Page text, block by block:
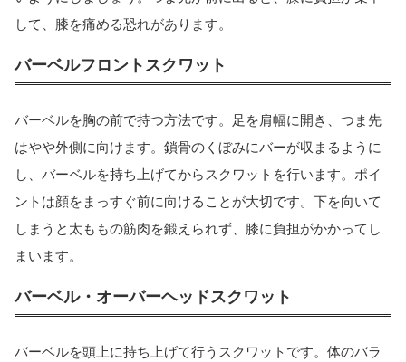
して、膝を痛める恐れがあります。
バーベルフロントスクワット
バーベルを胸の前で持つ方法です。足を肩幅に開き、つま先
はやや外側に向けます。鎖骨のくぼみにバーが収まるように
し、バーベルを持ち上げてからスクワットを行います。ポイ
ントは顔をまっすぐ前に向けることが大切です。下を向いて
しまうと太ももの筋肉を鍛えられず、膝に負担がかかってし
まいます。
バーベル・オーバーヘッドスクワット
バーベルを頭上に持ち上げて行うスクワットです。体のバラ